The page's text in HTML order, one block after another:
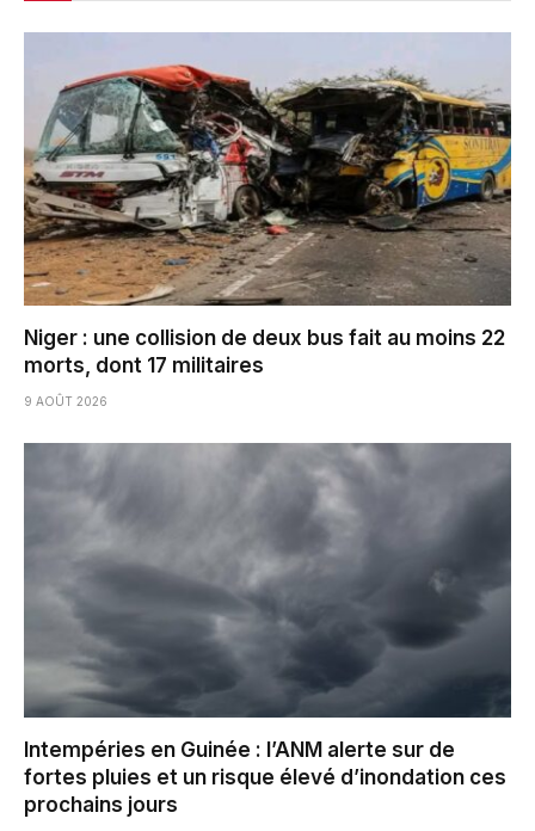
Niger : une collision de deux bus fait au moins 22
morts, dont 17 militaires
9 AOÛT 2026
Intempéries en Guinée : l’ANM alerte sur de
fortes pluies et un risque élevé d’inondation ces
prochains jours